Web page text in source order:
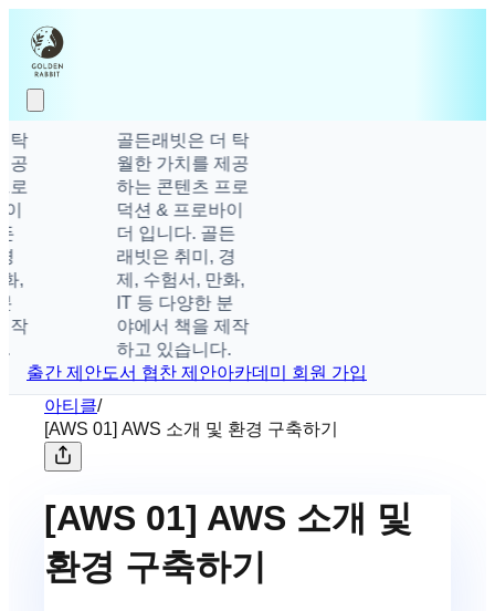
골든래빗은 더 탁
월한 가치를 제공
하는 콘텐츠 프로
덕션 & 프로바이
더 입니다. 골든
래빗은 취미, 경
제, 수험서, 만화,
IT 등 다양한 분
야에서 책을 제작
하고 있습니다.
출간 제안도서 협찬 제안아카데미 회원 가입
아티클/
[AWS 01] AWS 소개 및 환경 구축하기
[AWS 01] AWS 소개 및
환경 구축하기